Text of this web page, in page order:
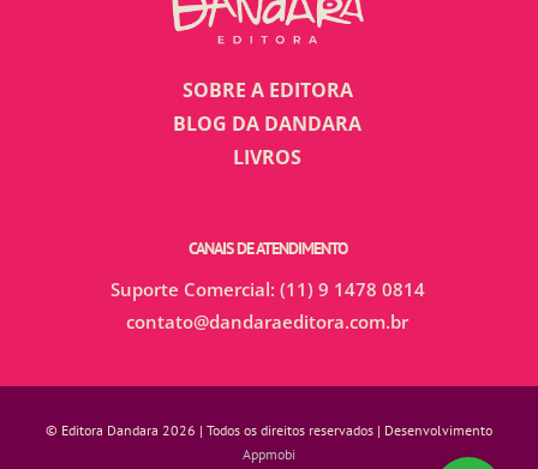
SOBRE A EDITORA
BLOG DA DANDARA
LIVROS
CANAIS DE ATENDIMENTO
Suporte Comercial: (11) 9 1478 0814
contato@dandaraeditora.com.br
© Editora Dandara 2026 | Todos os direitos reservados | Desenvolvimento
Appmobi